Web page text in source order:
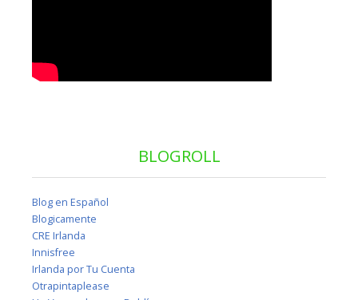
BLOGROLL
Blog en Español
Blogicamente
CRE Irlanda
Innisfree
Irlanda por Tu Cuenta
Otrapintaplease